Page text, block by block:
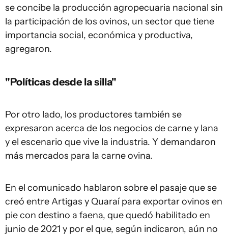
se concibe la producción agropecuaria nacional sin
la participación de los ovinos, un sector que tiene
importancia social, económica y productiva,
agregaron.
"Políticas desde la silla"
Por otro lado, los productores también se
expresaron acerca de los negocios de carne y lana
y el escenario que vive la industria. Y demandaron
más mercados para la carne ovina.
En el comunicado hablaron sobre el pasaje que se
creó entre Artigas y Quaraí para exportar ovinos en
pie con destino a faena, que quedó habilitado en
junio de 2021 y por el que, según indicaron, aún no